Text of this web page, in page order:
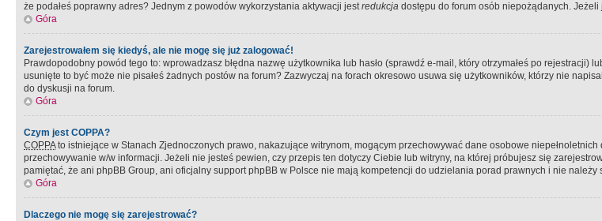
że podałeś poprawny adres? Jednym z powodów wykorzystania aktywacji jestredukcja dostępu do forum osób niepożądanych.
Góra
Zarejestrowałem się kiedyś, ale nie mogę się już zalogować!
Prawdopodobny powód tego to: wprowadzasz błędna nazwę użytkownika lub hasło (sprawdź e-mail, który otrzymałeś po rejestracji)
usunięte to być może nie pisałeś żadnych postów na forum? Zazwyczaj na forach okresowo usuwa się użytkowników, którzy nie
do dyskusji na forum.
Góra
Czym jest COPPA?
COPPAto istniejące w Stanach Zjednoczonych prawo, nakazujące witrynom, mogącym przechowywać dane osobowe
przechowywanie w/w informacji. Jeżeli nie jesteś pewien, czy przepis ten dotyczy Ciebie lub witryny, na której próbujesz się
pamiętać, że ani phpBB Group, ani oficjalny support phpBB w Polsce nie mają kompetencji do udzielania porad prawnych i nie należy
Góra
Dlaczego nie mogę się zarejestrować?